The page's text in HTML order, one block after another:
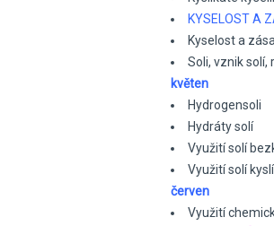
KYSELOST A
Kyselost a
Soli, vznik solí,
květen
Hydrogensoli
Hydráty solí
Využití solí
Využití solí
červen
Využití